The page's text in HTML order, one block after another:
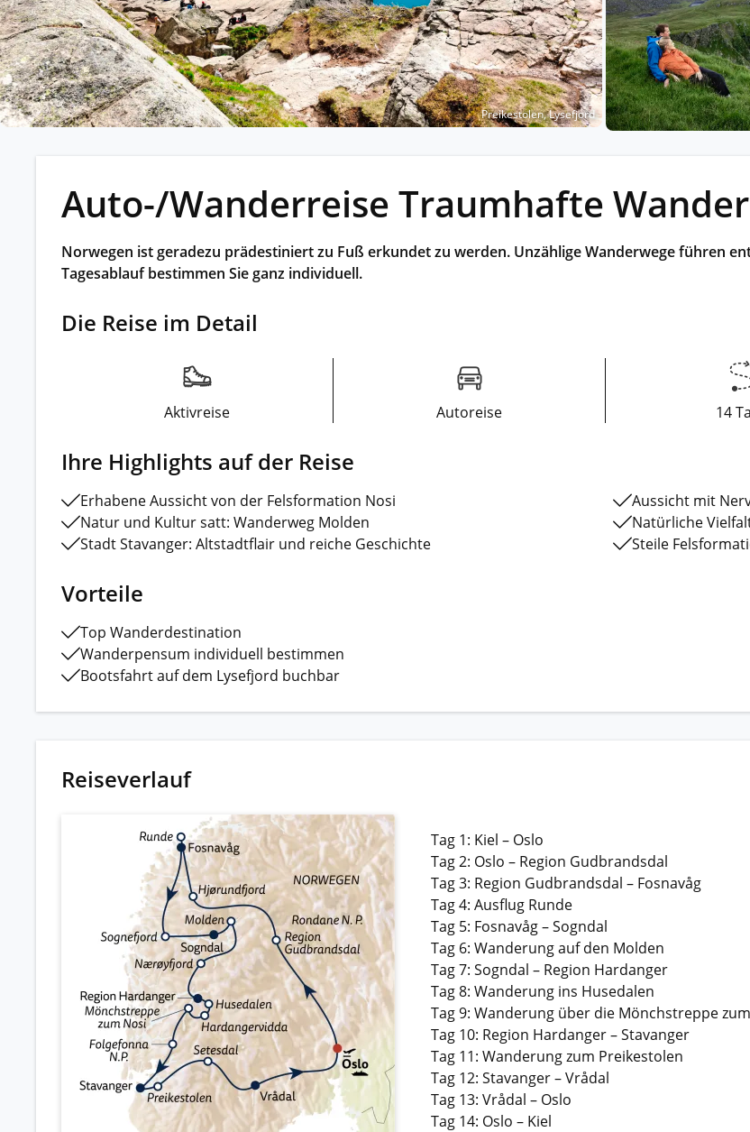
Kleingruppenreisen
Reisen in kleinen Gruppen mit max. 18
Teilnehmern – persönlich, intensiv und
entspannt.
Alle Gruppenreisen
Eine Stadt als Ausgangspunkt für spannende
Erkundungen und Ausflüge in die
Alle Autoreisen & mehr
Landausflüge
Sehenswürdigkeiten
Alle Schiffsreisen
Preikestolen, Lysefjord
Auto-/Wanderreise Traumhafte
Norwegen ist geradezu prädestiniert zu Fuß erkundet zu werden. Unzählige Wanderwege führen
Tagesablauf bestimmen Sie ganz individuell.
Die Reise im Detail
Aktivreise Autoreise 14
Ihre Highlights auf der Reise
Erhabene Aussicht von der Felsformation Nosi
Natur und Kultur satt: Wanderweg Molden
Stadt Stavanger: Altstadtflair und reiche Geschichte
Aussicht mit
Natürliche
Steile
Vorteile
Top Wanderdestination
Wanderpensum individuell bestimmen
Bootsfahrt auf dem Lysefjord buchbar
Reiseverlauf
Tag 1: Kiel – Oslo
Tag 2: Oslo – Region Gudbrandsdal
Tag 3: Region Gudbrandsdal – Fosnavåg
Tag 4: Ausflug Runde
Tag 5: Fosnavåg – Sogndal
Tag 6: Wanderung auf den Molden
Tag 7: Sogndal – Region Hardanger
Tag 8: Wanderung ins Husedalen
Tag 9: Wanderung über die Mönchstreppe
Tag 10: Region Hardanger – Stavanger
Tag 11: Wanderung zum Preikestolen
Tag 12: Stavanger – Vrådal
Tag 13: Vrådal – Oslo
Tag 14: Oslo – Kiel